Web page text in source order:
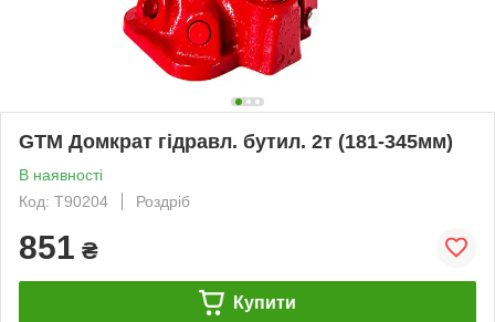
GTM Домкрат гідравл. бутил. 2т (181-345мм)
В наявності
Код: Т90204
Роздріб
851 ₴
Купити